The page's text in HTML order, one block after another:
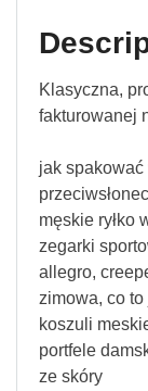
Klasyczna,
fakturowanej
jak
męskie ryłko
zegarki
allegro,
zimowa, co
koszuli
portfele
ze skóry